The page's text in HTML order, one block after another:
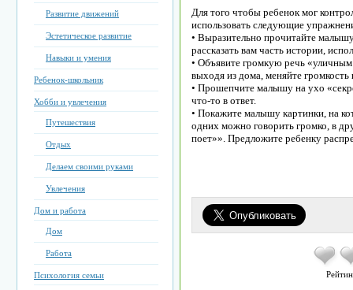
Развитие движений
Эстетическое развитие
Навыки и умения
Ребенок-школьник
Хобби и увлечения
Путешествия
Отдых
Делаем своими руками
Увлечения
Дом и работа
Дом
Работа
Психология семьи
Для того чтобы ребенок мог
использовать следующие
• Выразительно прочитайте
рассказать вам часть истории,
• Объявите громкую речь
выходя из дома, меняйте громкость
• Прошепчите малышу на ухо
что-то в ответ.
• Покажите малышу картинки, на
одних можно говорить громко, в
поет»». Предложите ребенку